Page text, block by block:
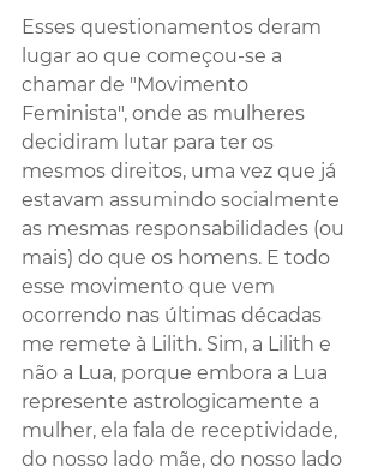
Esses questionamentos deram
lugar ao que começou-se a
chamar de "Movimento
Feminista", onde as mulheres
decidiram lutar para ter os
mesmos direitos, uma vez que já
estavam assumindo socialmente
as mesmas responsabilidades (ou
mais) do que os homens. E todo
esse movimento que vem
ocorrendo nas últimas décadas
me remete à Lilith. Sim, a Lilith e
não a Lua, porque embora a Lua
represente astrologicamente a
mulher, ela fala de receptividade,
do nosso lado mãe, do nosso lado